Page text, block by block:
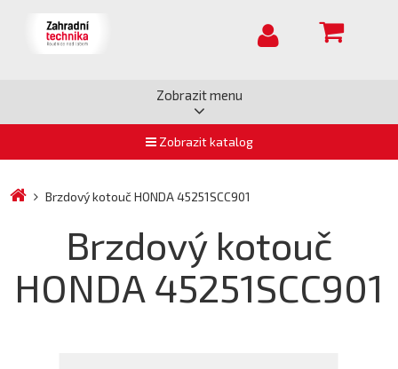
Zobrazit menu
Zobrazit katalog
Brzdový kotouč HONDA 45251SCC901
Brzdový kotouč
HONDA 45251SCC901